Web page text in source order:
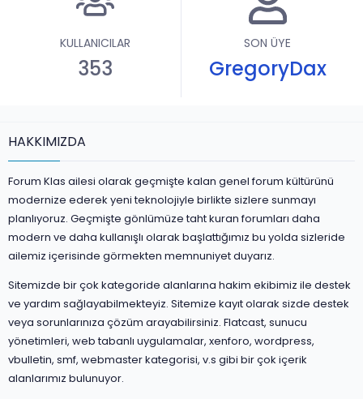
KULLANICILAR
353
SON ÜYE
GregoryDax
HAKKIMIZDA
Forum Klas ailesi olarak geçmişte kalan genel forum kültürünü
modernize ederek yeni teknolojiyle birlikte sizlere sunmayı
planlıyoruz. Geçmişte gönlümüze taht kuran forumları daha
modern ve daha kullanışlı olarak başlattığımız bu yolda sizleride
ailemiz içerisinde görmekten memnuniyet duyarız.
Sitemizde bir çok kategoride alanlarına hakim ekibimiz ile destek
ve yardım sağlayabilmekteyiz. Sitemize kayıt olarak sizde destek
veya sorunlarınıza çözüm arayabilirsiniz. Flatcast, sunucu
yönetimleri, web tabanlı uygulamalar, xenforo, wordpress,
vbulletin, smf, webmaster kategorisi, v.s gibi bir çok içerik
alanlarımız bulunuyor.